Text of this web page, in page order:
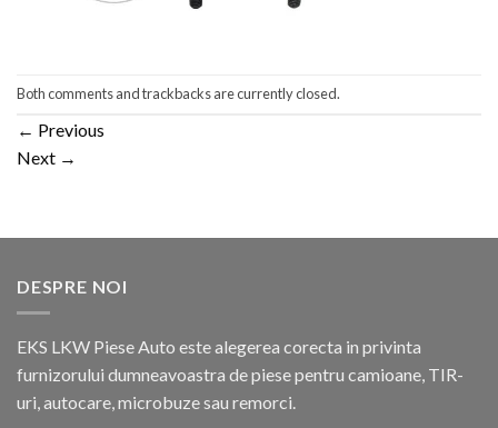
Both comments and trackbacks are currently closed.
← Previous
Next →
DESPRE NOI
EKS LKW Piese Auto este alegerea corecta in privinta
furnizorului dumneavoastra de piese pentru camioane, TIR-
uri, autocare, microbuze sau remorci.